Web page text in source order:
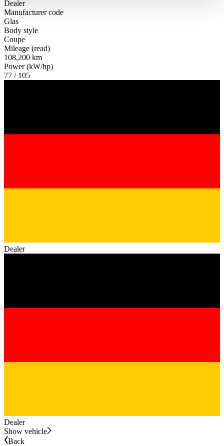
haben oder die sie im Rahmen Ihrer Nutzung der Dienste
gesammelt haben.
Dealer
Manufacturer code
Glas
Body style
Coupe
Mileage (read)
108,200 km
Power (kW/hp)
77 / 105
Dealer
Dealer
Show vehicle
Back